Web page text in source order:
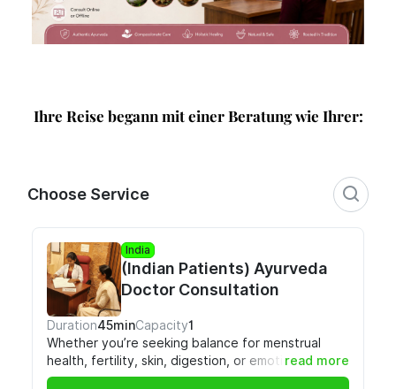
Ihre Reise begann mit einer Beratung wie Ihrer: